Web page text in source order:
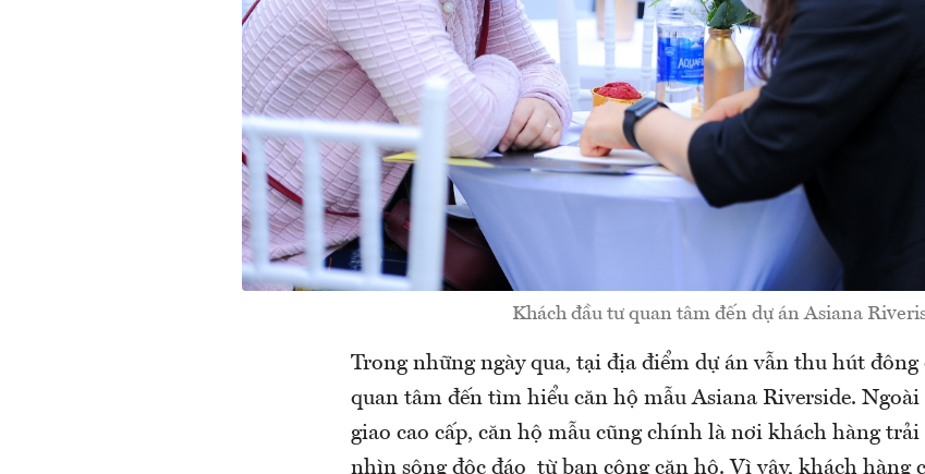
Khách đầu tư quan tâm đến dự án Asiana
Trong những ngày qua, tại địa điểm dự án vẫn thu hút đông
quan tâm đến tìm hiểu căn hộ mẫu Asiana Riverside.
giao cao cấp, căn hộ mẫu cũng chính là nơi khách hàng
nhìn sông độc đáo từ ban công căn hộ. Vì vậy, khách hàng